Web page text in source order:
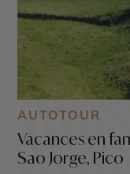
AUTOTOUR
Vacances en
Sao Jorge, Pico